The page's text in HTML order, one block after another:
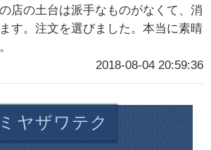
店の土台は派手なものがなくて、消
す。注文を選びました。本当に素晴
2018-08-04 20:59:36
ミヤザワテク